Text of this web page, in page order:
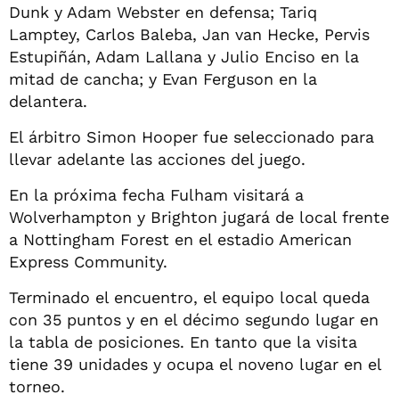
Dunk y Adam Webster en defensa; Tariq
Lamptey, Carlos Baleba, Jan van Hecke, Pervis
Estupiñán, Adam Lallana y Julio Enciso en la
mitad de cancha; y Evan Ferguson en la
delantera.
El árbitro Simon Hooper fue seleccionado para
llevar adelante las acciones del juego.
En la próxima fecha Fulham visitará a
Wolverhampton y Brighton jugará de local frente
a Nottingham Forest en el estadio American
Express Community.
Terminado el encuentro, el equipo local queda
con 35 puntos y en el décimo segundo lugar en
la tabla de posiciones. En tanto que la visita
tiene 39 unidades y ocupa el noveno lugar en el
torneo.